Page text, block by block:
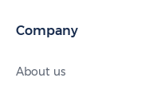
Company
About us